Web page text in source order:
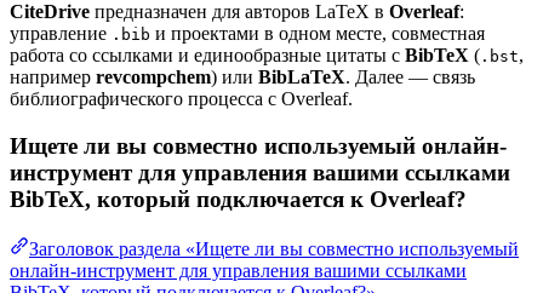
CiteDrive предназначен для авторов LaTeX в Overleaf:
управление .bib и проектами в одном месте, совместная
работа со ссылками и единообразные цитаты с BibTeX ( .bst,
например revcompchem) или BibLaTeX. Далее — связь
библиографического процесса с Overleaf.
Ищете ли вы совместно используемый онлайн-
инструмент для управления вашими ссылками
BibTeX, который подключается к Overleaf?
Заголовок раздела «Ищете ли вы совместно используемый
онлайн-инструмент для управления вашими ссылками